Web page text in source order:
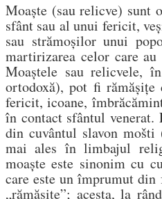
Moaște (sau relicve) sunt
sfânt sau al unui fericit,
sau strămoșilor unui
martirizarea celor care
Moaștele sau relicvele,
ortodoxă), pot fi
fericit, icoane,
în contact sfântul
din cuvântul slavon
mai ales în limbajul
moaște este sinonim cu
care este un împrumut
„rămășițe”; acesta, la